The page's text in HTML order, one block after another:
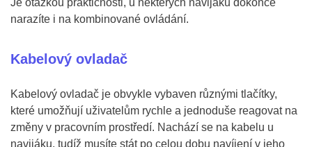
Je otázkou praktičnosti, u některých navijáků dokonce
narazíte i na kombinované ovládání.
Kabelový ovladač
Kabelový ovladač je obvykle vybaven různými tlačítky,
které umožňují uživatelům rychle a jednoduše reagovat na
změny v pracovním prostředí. Nachází se na kabelu u
navijáku, tudíž musíte stát po celou dobu navíjení v jeho